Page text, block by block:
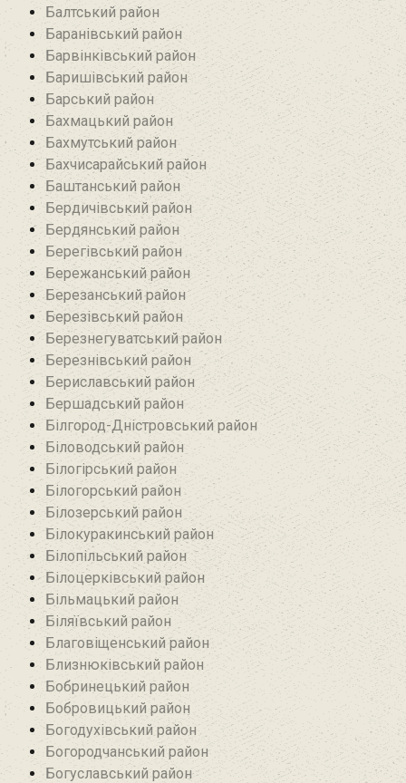
Балтський район‎
Баранівський район‎
Барвінківський район
Баришівський район
Барський район
Бахмацький район
Бахмутський район
Бахчисарайський район
Баштанський район
Бердичівський район
Бердянський район
Берегівський район
Бережанський район‎
Березанський район‎
Березівський район
Березнегуватський район‎
Березнівський район‎
Бериславський район
Бершадський район
Білгород-Дністровський район
Біловодський район‎
Білогірський район
Білогорський район
Білозерський район
Білокуракинський район‎
Білопільський район
Білоцерківський район
Більмацький район
Біляївський район‎
Благовіщенський район
Близнюківський район
Бобринецький район
Бобровицький район
Богодухівський район
Богородчанський район
Богуславський район